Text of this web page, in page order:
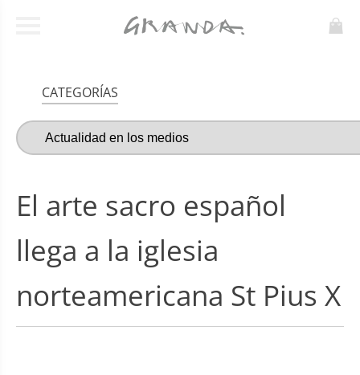
CATEGORÍAS
El arte sacro español
llega a la iglesia
norteamericana St Pius X